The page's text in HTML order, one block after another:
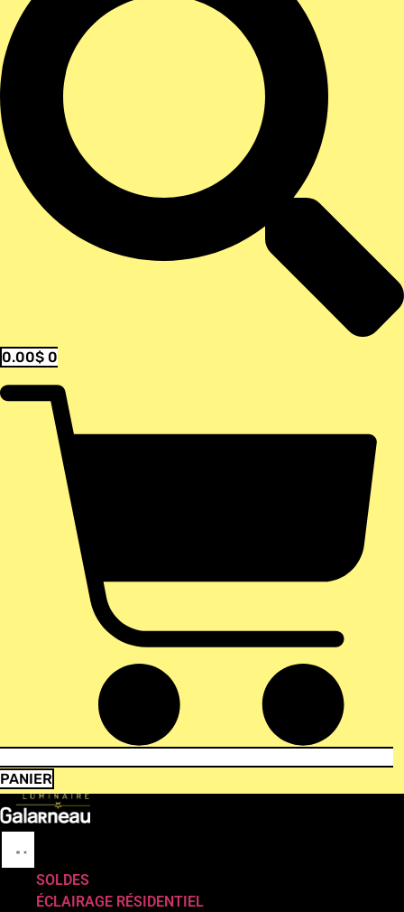
0.00$ 0
PANIER
SOLDES
ÉCLAIRAGE RÉSIDENTIEL